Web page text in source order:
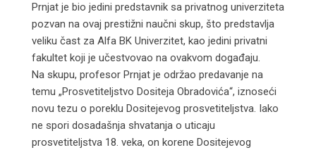
Prnjat je bio jedini predstavnik sa privatnog univerziteta
pozvan na ovaj prestižni naučni skup, što predstavlja
veliku čast za Alfa BK Univerzitet, kao jedini privatni
fakultet koji je učestvovao na ovakvom događaju.
Na skupu, profesor Prnjat je održao predavanje na
temu „Prosvetiteljstvo Dositeja Obradovića“, iznoseći
novu tezu o poreklu Dositejevog prosvetiteljstva. Iako
ne spori dosadašnja shvatanja o uticaju
prosvetiteljstva 18. veka, on korene Dositejevog